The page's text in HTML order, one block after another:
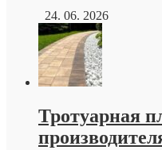
24. 06. 2026
Тротуарная